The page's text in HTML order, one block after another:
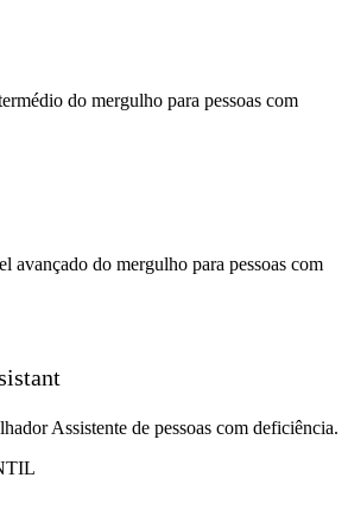
do mergulho para pessoas com
avançado do mergulho para pessoas com
Assistente de pessoas com deficiência.